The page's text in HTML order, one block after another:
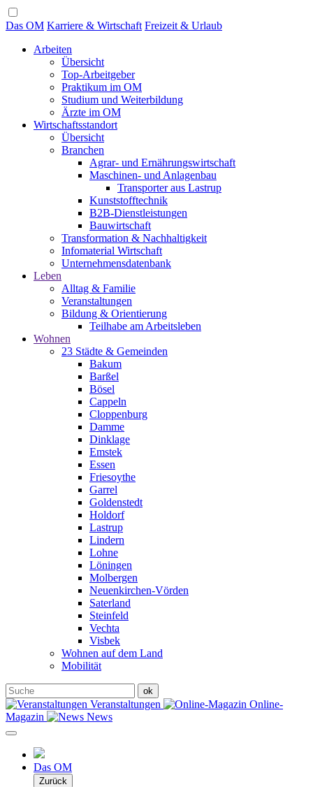
Das OM Karriere & Wirtschaft Freizeit & Urlaub
Arbeiten
Übersicht
Top-Arbeitgeber
Praktikum im OM
Studium und Weiterbildung
Ärzte im OM
Wirtschaftsstandort
Übersicht
Branchen
Agrar- und Ernährungswirtschaft
Maschinen- und Anlagenbau
Transporter aus Lastrup
Kunststofftechnik
B2B-Dienstleistungen
Bauwirtschaft
Transformation & Nachhaltigkeit
Infomaterial Wirtschaft
Unternehmensdatenbank
Leben
Alltag & Familie
Veranstaltungen
Bildung & Orientierung
Teilhabe am Arbeitsleben
Wohnen
23 Städte & Gemeinden
Bakum
Barßel
Bösel
Cappeln
Cloppenburg
Damme
Dinklage
Emstek
Essen
Friesoythe
Garrel
Goldenstedt
Holdorf
Lastrup
Lindern
Lohne
Löningen
Molbergen
Neuenkirchen-Vörden
Saterland
Steinfeld
Vechta
Visbek
Wohnen auf dem Land
Mobilität
Veranstaltungen
Online-
Magazin
News
Das OM
Zurück